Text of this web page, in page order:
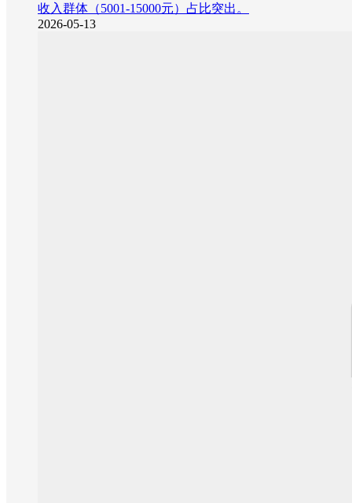
收入群体（5001-15000元）占比突出。
2026-05-13